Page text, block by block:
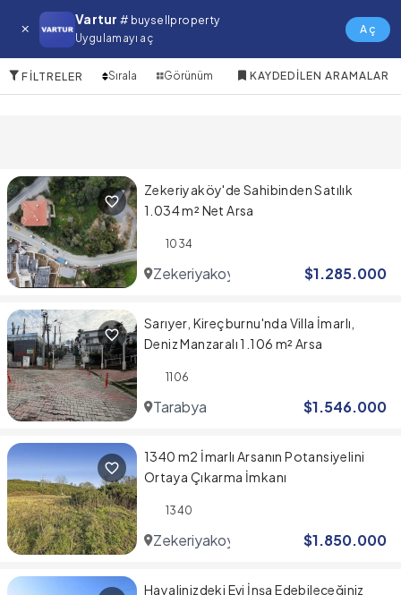
Vartur # buysellproperty
Uygulamayı aç
Aç
Maltepe Satılık Arsa
FILTRELER Sırala Görünüm KAYDEDILEN ARAMALAR
Zekeriyaköy'de Sahibinden Satılık
1.034 m² Net Arsa
1034
Zekeriyakoy $1.285.000
Sarıyer, Kireçburnu'nda Villa İmarlı,
Deniz Manzaralı 1.106 m² Arsa
1106
Tarabya $1.546.000
1340 m2 İmarlı Arsanın Potansiyelini
Ortaya Çıkarma İmkanı
1340
Zekeriyakoy $1.850.000
Hayalinizdeki Evi İnşa Edebileceğiniz